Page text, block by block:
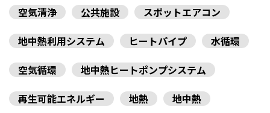
空気清浄 公共施設
スポットエアコン
地中熱利用システム
ヒートパイプ
水循環
空気循環
地中熱ヒートポンプシステム
再生可能エネルギー
地熱
地中熱